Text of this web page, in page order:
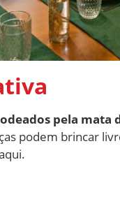
pela mata
podem brincar